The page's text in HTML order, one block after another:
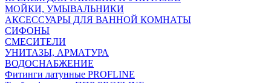
МОЙКИ, УМЫВАЛЬНИКИ
АКСЕССУАРЫ ДЛЯ ВАННОЙ КОМНАТЫ
СИФОНЫ
СМЕСИТЕЛИ
УНИТАЗЫ, АРМАТУРА
ВОДОСНАБЖЕНИЕ
Фитинги латунные PROFLINE